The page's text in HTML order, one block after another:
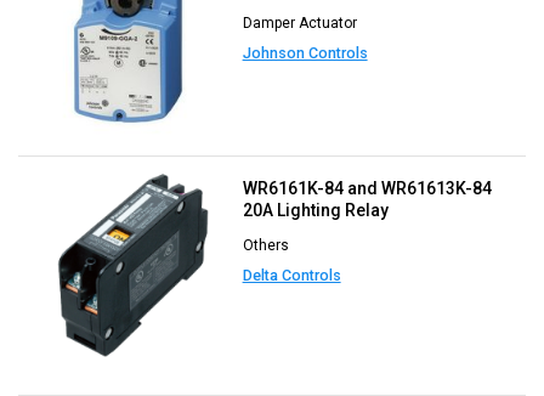
Damper Actuator
Johnson Controls
WR6161K-84 and WR61613K-84
20A Lighting Relay
Others
Delta Controls